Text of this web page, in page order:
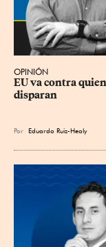
OPINIÓN
EU va contra
disparan
Por Eduardo Ruiz-Healy